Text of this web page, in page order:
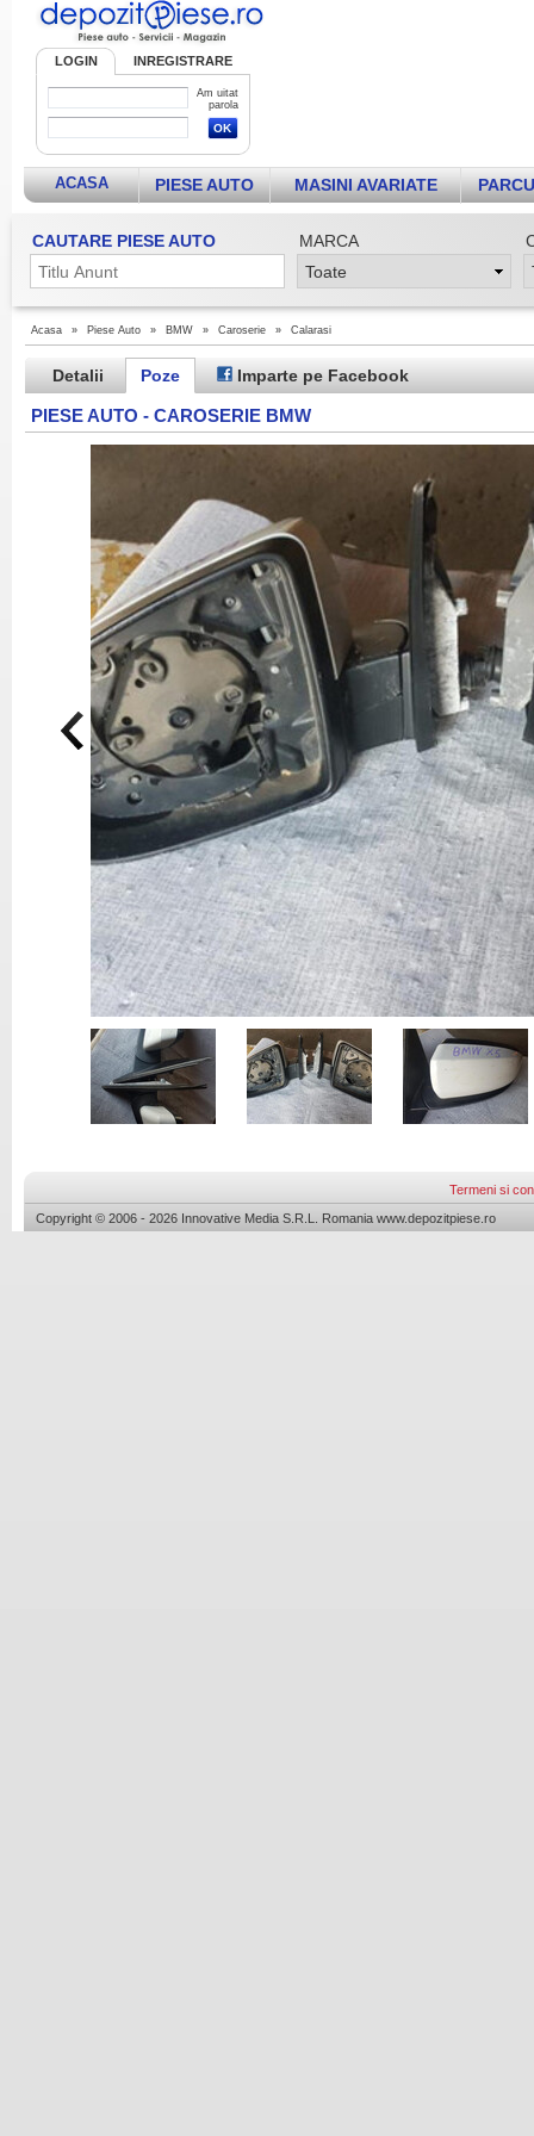
LOGIN INREGISTRARE
Am uitat
parola
ACASA PIESE AUTO MASINI AVARIATE
CAUTARE PIESE AUTO MARCA
Acasa » Piese Auto » BMW » Caroserie » Calarasi
Detalii Poze Imparte pe Facebook
PIESE AUTO - CAROSERIE BMW
Termeni si
Copyright © 2006 - 2026 Innovative Media S.R.L. Romania www.depozitpiese.ro